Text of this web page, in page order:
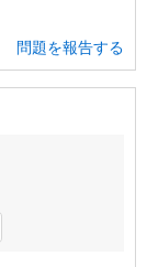
問題を報告する